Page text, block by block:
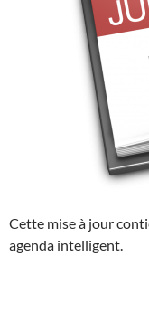
Cette mise à jour
agenda intelligent.